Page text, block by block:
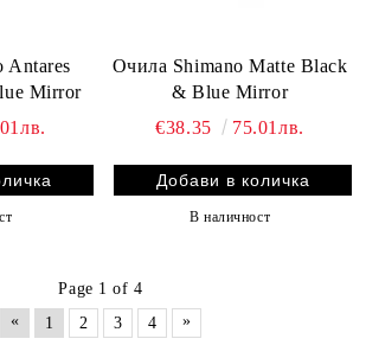
Antares
Mirror
Очила Shimano Matte Black
& Blue Mirror
€38.35
75.01лв.
В наличност
Page 1 of 4
«
1 2 3 4 »